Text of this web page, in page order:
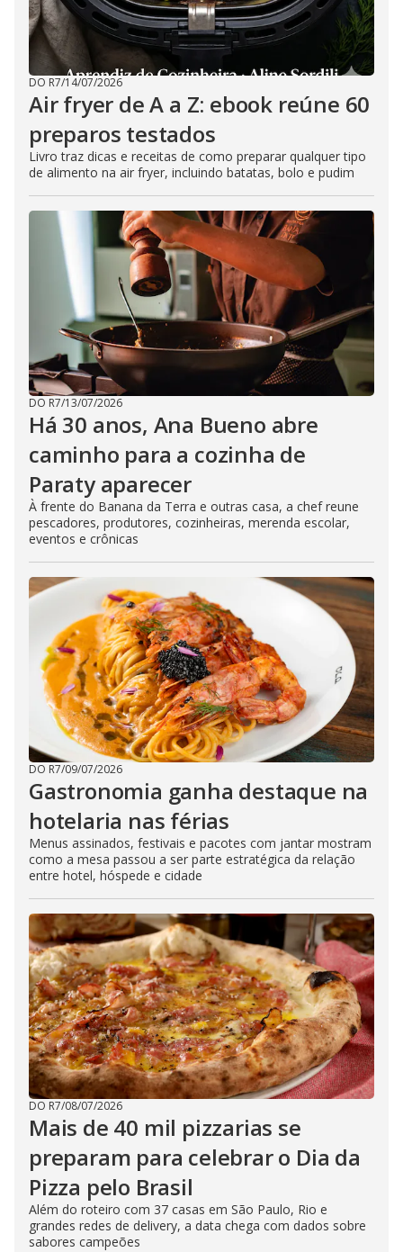
DO R7/14/07/2026
Air fryer de A a Z: ebook reúne 60
preparos testados
Livro traz dicas e receitas de como preparar qualquer tipo
de alimento na air fryer, incluindo batatas, bolo e pudim
DO R7/13/07/2026
Há 30 anos, Ana Bueno abre
caminho para a cozinha de
Paraty aparecer
À frente do Banana da Terra e outras casa, a chef reune
pescadores, produtores, cozinheiras, merenda escolar,
eventos e crônicas
DO R7/09/07/2026
Gastronomia ganha destaque na
hotelaria nas férias
Menus assinados, festivais e pacotes com jantar mostram
como a mesa passou a ser parte estratégica da relação
entre hotel, hóspede e cidade
DO R7/08/07/2026
Mais de 40 mil pizzarias se
preparam para celebrar o Dia da
Pizza pelo Brasil
Além do roteiro com 37 casas em São Paulo, Rio e
grandes redes de delivery, a data chega com dados sobre
sabores campeões